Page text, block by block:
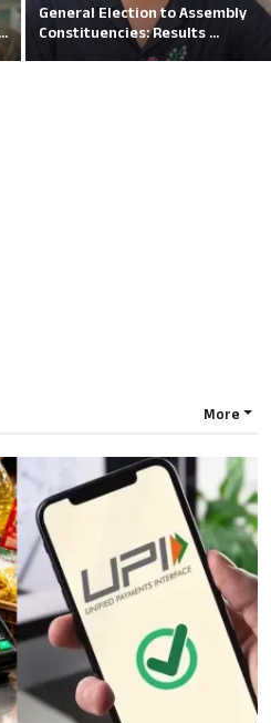
General Election to Assembly
Constituencies: Results ...
More